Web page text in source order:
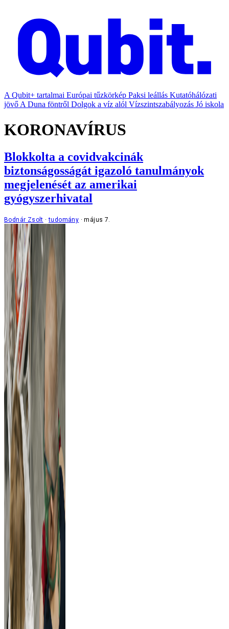
A Qubit+ tartalmai Európai tűzkörkép Paksi leállás Kutatóhálózati
jövő A Duna föntről Dolgok a víz alól Vízszintszabályozás Jó iskola
KORONAVÍRUS
Blokkolta a covidvakcinák
biztonságosságát igazoló tanulmányok
megjelenését az amerikai
gyógyszerhivatal
Bodnár Zsolt tudomány május 7.